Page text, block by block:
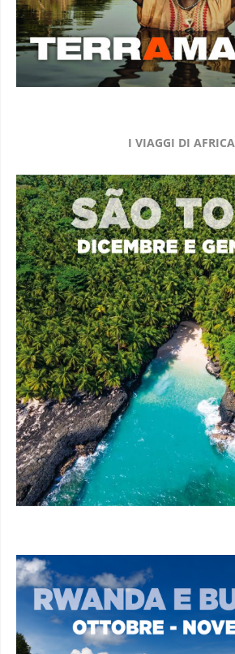
I VIAGGI DI AFRICA